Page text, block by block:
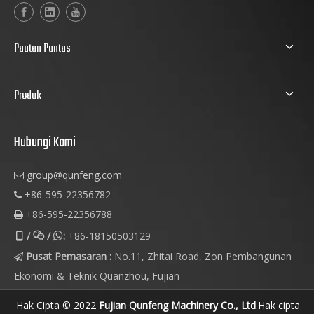
Pautan Pantas
Produk
Hubungi Kami
 group@qunfeng.com
 +86-595-22356782
 +86-595-22356788
 //: +86-18150503129
 Pusat Pemasaran : No.11, Zhitai Road, Zon Pembangunan
Ekonomi & Teknik Quanzhou, Fujian
Hak Cipta © 2022 Fujian Qunfeng Machinery Co., Ltd.Hak cipta